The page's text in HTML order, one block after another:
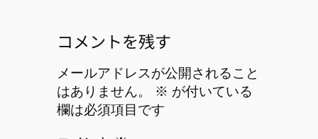
コメントを残す
メールアドレスが公開されること
はありません。
※ が付いている
欄は必須項目です